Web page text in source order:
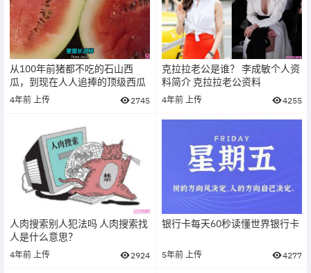
从100年前猪都不吃的石山西
瓜，到现在人人追捧的顶级西瓜
4年前 上传 2745
克拉拉老公是谁？ 李成敏个人资
料简介 克拉拉老公资料
4年前 上传 4255
人肉搜索别人犯法吗 人肉搜索找
人是什么意思？
4年前 上传 2924
银行卡每天60秒读懂世界银行卡
5年前 上传 4277